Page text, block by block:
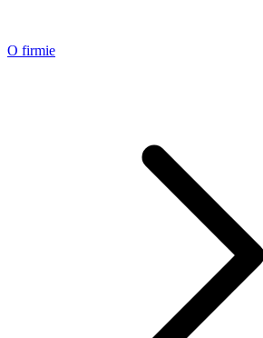
O firmie